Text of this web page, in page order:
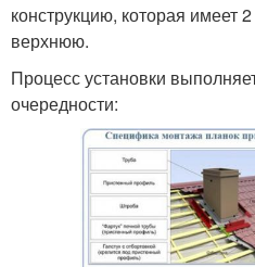
конструкцию, которая имеет
верхнюю.
Процесс установки
очередности: